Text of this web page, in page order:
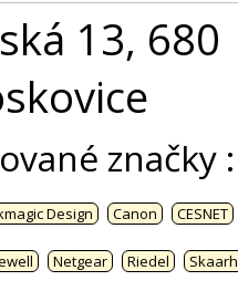
13, 680
značky :
Design Canon CESNET
Netgear Riedel